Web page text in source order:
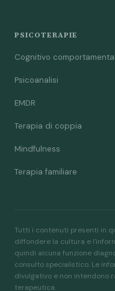
PSICOTERAPIE
Cognitivo
Psicoanalisi
EMDR
Terapia di coppia
Mindfulness
Terapia familiare
Tutti i contenuti presenti in
diffondere la cultura e
quindi alcuna funzione
consulto specialistico. Le
divulgativo e non intendono
terapeutica.